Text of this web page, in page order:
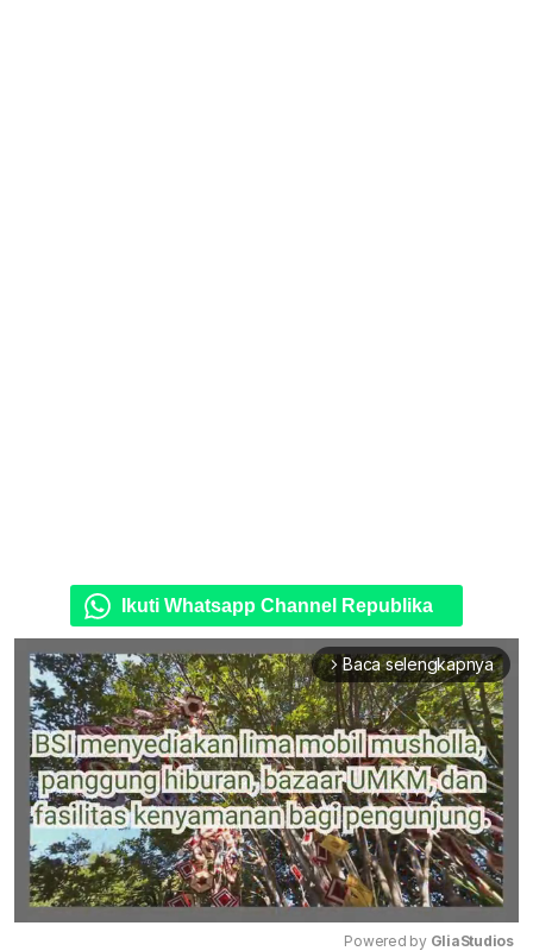
Ikuti Whatsapp Channel Republika
arrow_forward_ios Baca selengkapnya
Powered by GliaStudios